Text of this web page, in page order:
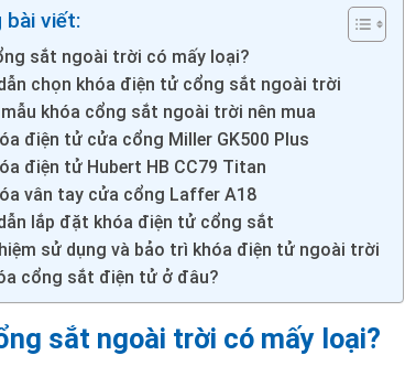
bài viết:
sắt ngoài trời có mấy loại?
chọn khóa điện tử cổng sắt ngoài trời
khóa cổng sắt ngoài trời nên mua
điện tử cửa cổng Miller GK500 Plus
điện tử Hubert HB CC79 Titan
vân tay cửa cổng Laffer A18
lắp đặt khóa điện tử cổng sắt
sử dụng và bảo trì khóa điện tử ngoài trời
cổng sắt điện tử ở đâu?
sắt ngoài trời có mấy loại?